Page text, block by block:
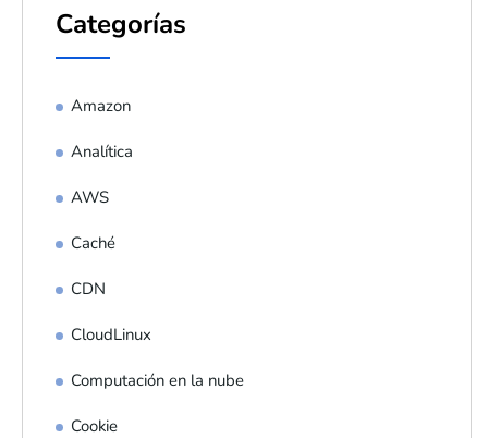
Categorías
Amazon
Analítica
AWS
Caché
CDN
CloudLinux
Computación en la nube
Cookie